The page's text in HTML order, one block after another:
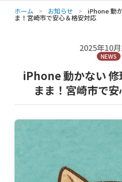
ホーム > お知らせ > iPhone 動
ま！宮崎市で安心＆格安対応
2025年10
NEWS
iPhone 動かない 修
まま！宮崎市で